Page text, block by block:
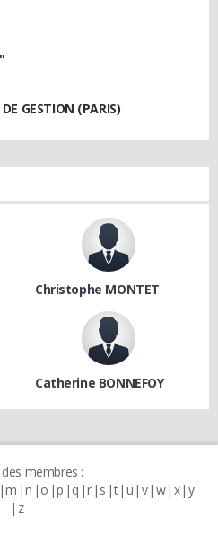
DE GESTION (PARIS)
Christophe MONTET
Catherine BONNEFOY
membres :
m n o p q r s t u v w x y
z